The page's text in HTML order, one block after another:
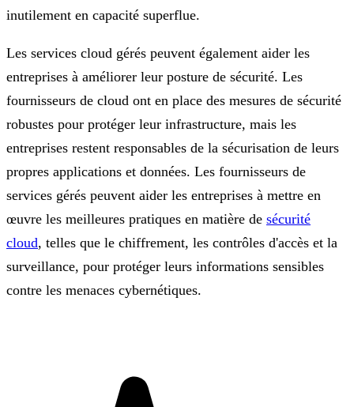
inutilement en capacité superflue.
Les services cloud gérés peuvent également aider les
entreprises à améliorer leur posture de sécurité. Les
fournisseurs de cloud ont en place des mesures de sécurité
robustes pour protéger leur infrastructure, mais les
entreprises restent responsables de la sécurisation de leurs
propres applications et données. Les fournisseurs de
services gérés peuvent aider les entreprises à mettre en
œuvre les meilleures pratiques en matière de sécurité
cloud, telles que le chiffrement, les contrôles d'accès et la
surveillance, pour protéger leurs informations sensibles
contre les menaces cybernétiques.